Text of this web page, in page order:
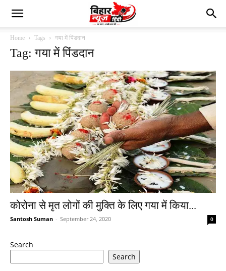
Home Tags गया में पिंडदान
Tag: गया में पिंडदान
कोरोना से मृत लोगों की मुक्ति के लिए गया में किया...
Santosh Suman - September 24, 2020 0
Search
Search